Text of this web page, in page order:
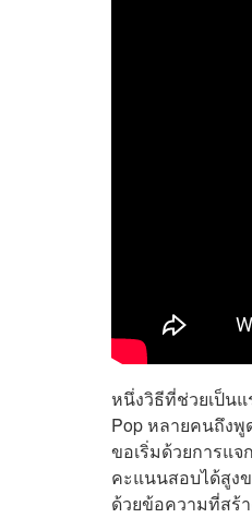
หนึ่งวิธีที่ช่วยเป็น
Pop หลายคนถึง
ขอเริ่มด้วยการแจ
คะแนนสอบได้สูง
ด้วยข้อความที่สร้